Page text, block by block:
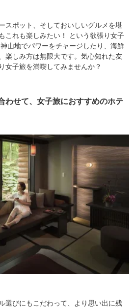
スポット、そしておいしいグルメを堪
これも楽しみたい！ という欲張り女子
山地でパワーをチャージしたり、海鮮
楽しみ方は無限大です。気心知れた友
女子旅を満喫してみませんか？
わせて、女子旅におすすめのホテ
選びにもこだわって、より思い出に残